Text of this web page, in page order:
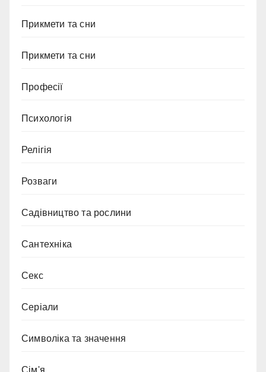
Прикмети та сни
Прикмети та сни
Професії
Психологія
Релігія
Розваги
Садівництво та рослини
Сантехніка
Секс
Серіали
Символіка та значення